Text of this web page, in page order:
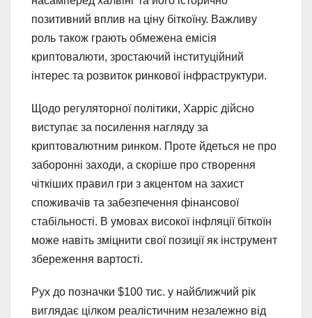
позитивний вплив на ціну біткоїну. Важливу
роль також грають обмежена емісія
криптовалюти, зростаючий інституційний
інтерес та розвиток ринкової інфраструктури.
Щодо регуляторної політики, Харріс дійсно
виступає за посилення нагляду за
криптовалютним ринком. Проте йдеться не про
заборонні заходи, а скоріше про створення
чіткіших правил гри з акцентом на захист
споживачів та забезпечення фінансової
стабільності. В умовах високої інфляції біткоїн
може навіть зміцнити свої позиції як інструмент
збереження вартості.
Рух до позначки $100 тис. у найближчий рік
виглядає цілком реалістичним незалежно від